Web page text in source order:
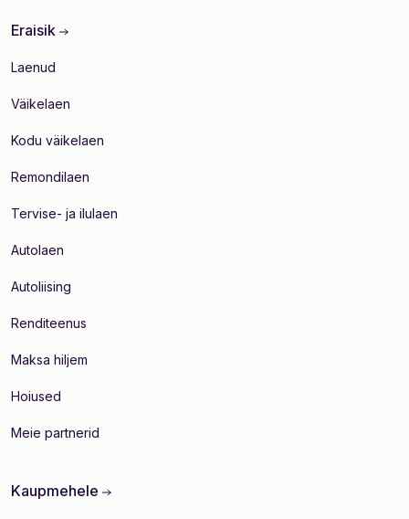
Eraisik
Laenud
Väikelaen
Kodu väikelaen
Remondilaen
Tervise- ja ilulaen
Autolaen
Autoliising
Renditeenus
Maksa hiljem
Hoiused
Meie partnerid
Kaupmehele